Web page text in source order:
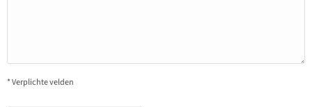
* Verplichte velden